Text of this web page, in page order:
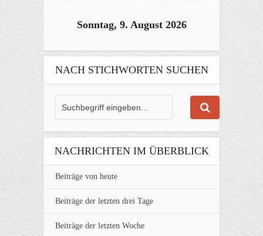
Sonntag, 9. August 2026
NACH STICHWORTEN SUCHEN
NACHRICHTEN IM ÜBERBLICK
Beiträge von heute
Beiträge der letzten drei Tage
Beiträge der letzten Woche